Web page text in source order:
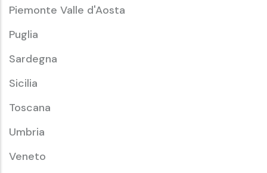
Piemonte Valle d'Aosta
Puglia
Sardegna
Sicilia
Toscana
Umbria
Veneto